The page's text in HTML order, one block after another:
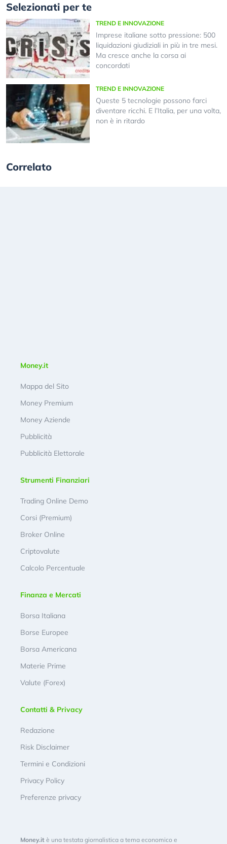
Selezionati per te
TREND E INNOVAZIONE
Imprese italiane sotto pressione: 500
liquidazioni giudiziali in più in tre mesi.
Ma cresce anche la corsa ai
concordati
TREND E INNOVAZIONE
Queste 5 tecnologie possono farci
diventare ricchi. E l’Italia, per una volta,
non è in ritardo
Correlato
Money.it
Mappa del Sito
Money Premium
Money Aziende
Pubblicità
Pubblicità Elettorale
Strumenti Finanziari
Trading Online Demo
Corsi (Premium)
Broker Online
Criptovalute
Calcolo Percentuale
Finanza e Mercati
Borsa Italiana
Borse Europee
Borsa Americana
Materie Prime
Valute (Forex)
Contatti & Privacy
Redazione
Risk Disclaimer
Termini e Condizioni
Privacy Policy
Preferenze privacy
Money.it è una testata giornalistica a tema economico e